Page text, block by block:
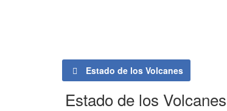
Estado de los Volcanes
Estado de los